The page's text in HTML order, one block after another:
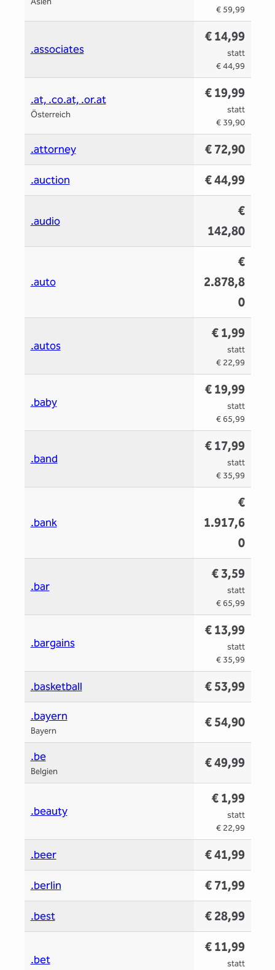
€ 59,99
.associates
€ 14,99
statt
€ 44,99
.at, .co.at, .or.at
Österreich
€ 19,99
statt
€ 39,90
.attorney € 72,90
.auction € 44,99
.audio
€
142,80
.auto
€
2.878,8
0
.autos
€ 1,99
statt
€ 22,99
.baby
€ 19,99
statt
€ 65,99
.band
€ 17,99
statt
€ 35,99
.bank
€
1.917,6
0
.bar
€ 3,59
statt
€ 65,99
.bargains
€ 13,99
statt
€ 35,99
.basketball € 53,99
.bayern
Bayern
€ 54,90
.be
Belgien
€ 49,99
.beauty
€ 1,99
statt
€ 22,99
.beer € 41,99
.berlin € 71,99
.best € 28,99
.bet
€ 11,99
statt